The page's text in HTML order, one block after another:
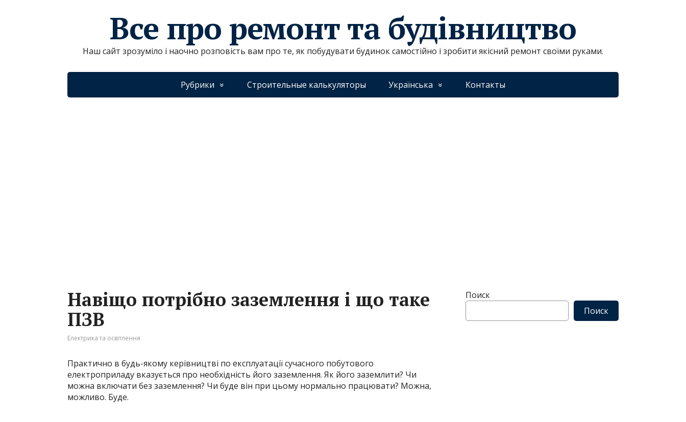
Все про ремонт та будівництво
Наш сайт зрозуміло і наочно розповість вам про те, як побудувати будинок самостійно і зробити якісний ремонт своїми руками.
Рубрики Строительные калькуляторы Українська Контакты
Навіщо потрібно заземлення і що таке
ПЗВ
Електрика та освітлення
Практично в будь-якому керівництві по експлуатації сучасного побутового
електроприладу вказується про необхідність його заземлення. Як його заземлити? Чи
можна включати без заземлення? Чи буде він при цьому нормально працювати? Можна,
можливо. Буде.
Поиск
Поиск